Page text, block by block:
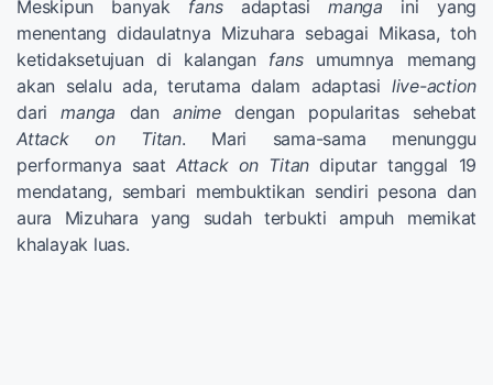
Meskipun banyak fansadaptasimanga ini yang
menentang didaulatnya Mizuhara sebagai Mikasa, toh
ketidaksetujuan di kalangan fansumumnya memang
akan selalu ada, terutama dalam adaptasi live-action
darimanga dananimedengan popularitas sehebat
Attack on Titan. Mari sama-sama menunggu
performanya saat Attack on Titan diputar tanggal 19
mendatang, sembari membuktikan sendiri pesona dan
aura Mizuhara yang sudah terbukti ampuh memikat
khalayak luas.